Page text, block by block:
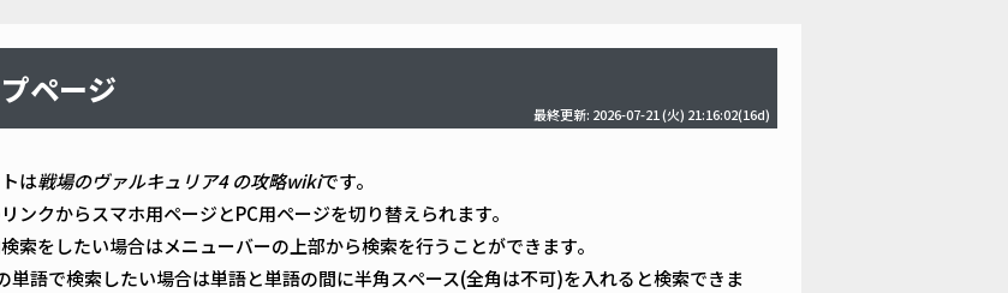
ページ
最終更新: 2026-07-21 (火) 21:16:02(16d)
は戦場のヴァルキュリア4 の攻略wikiです。
ンクからスマホ用ページとPC用ページを切り替えられます。
索をしたい場合はメニューバーの上部から検索を行うことができます。
単語で検索したい場合は単語と単語の間に半角スペース(全角は不可)を入れると検索できま